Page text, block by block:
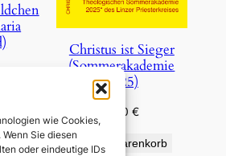
wie Cookies,
Sie diesen
oder eindeutige IDs
Christus ist Sieger
(Sommerakademie
2025)
9,90€
In den Warenkorb